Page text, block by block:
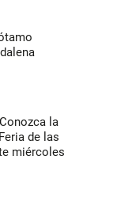
la
de las
miércoles